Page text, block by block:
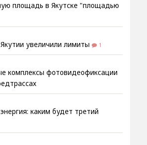
площадь в Якутске "площадью
увеличили лимиты 1
комплексы фотовидеофиксации
каким будет третий